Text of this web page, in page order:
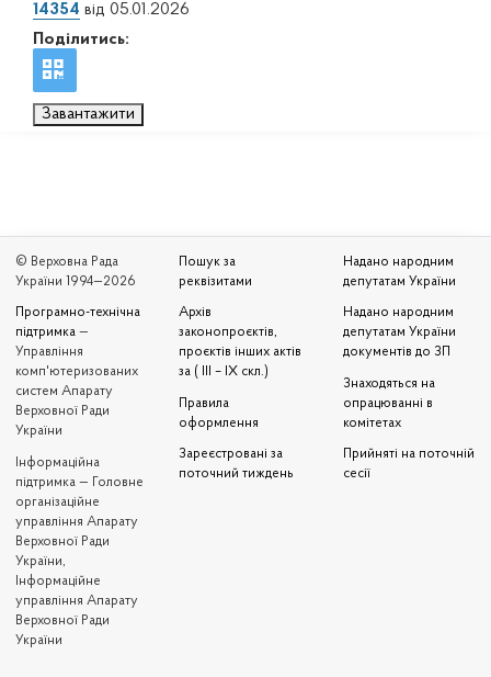
14354 від 05.01.2026
Поділитись:
Завантажити
© Верховна Рада
України 1994—2026
Програмно-технічна
підтримка —
Управління
комп'ютеризованих
систем Апарату
Верховної Ради
України
Iнформаційна
підтримка — Головне
організаційне
управління Апарату
Верховної Ради
України,
Інформаційне
управління Апарату
Верховної Ради
України
Пошук за
реквізитами
Архів
законопроєктів,
проєктів інших актів
за ( III – IX скл.)
Правила
оформлення
Зареєстровані за
поточний тиждень
Надано народним
депутатам України
Надано народним
депутатам України
документів до ЗП
Знаходяться на
опрацюванні в
комітетах
Прийняті на поточній
сесії